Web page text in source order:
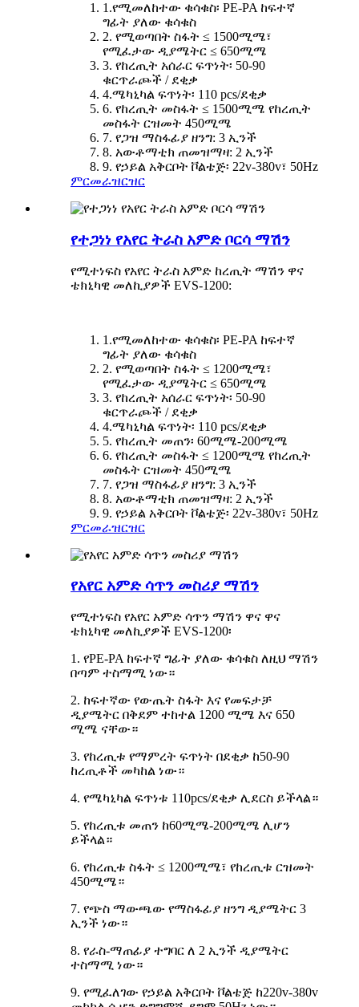
1.የሚመለከተው ቁሳቁስ፡ PE-PA ከፍተኛ
ግፊት ያለው ቁሳቁስ
2. የሚወጣበት ስፋት ≤ 1500ሚሜ፣
የሚፈታው ዲያሜትር ≤ 650ሚሜ
3. የከረጢት አሰራር ፍጥነት፡ 50-90
ቁርጥራጮች / ደቂቃ
4.ሜካኒካል ፍጥነት፡ 110 pcs/ደቂቃ
6. የከረጢት መስፋት ≤ 1500ሚሜ የከረጢት
መስፋት ርዝመት 450ሚሜ
7. የጋዝ ማስፋፊያ ዘንግ: 3 ኢንች
8. አውቶማቲክ ጠመዝማዛ: 2 ኢንች
9. የኃይል አቅርቦት ቮልቴጅ፡ 22v-380v፣ 50Hz
ምርመራዝርዝር
የተጋነነ የአየር ትራስ አምድ ቦርሳ ማሽን
የሚተነፍስ የአየር ትራስ አምድ ከረጢት ማሽን ዋና
ቴክኒካዊ መለኪያዎች EVS-1200:
1.የሚመለከተው ቁሳቁስ፡ PE-PA ከፍተኛ
ግፊት ያለው ቁሳቁስ
2. የሚወጣበት ስፋት ≤ 1200ሚሜ፣
የሚፈታው ዲያሜትር ≤ 650ሚሜ
3. የከረጢት አሰራር ፍጥነት፡ 50-90
ቁርጥራጮች / ደቂቃ
4.ሜካኒካል ፍጥነት፡ 110 pcs/ደቂቃ
5. የከረጢት መጠን፡ 60ሚሜ-200ሚሜ
6. የከረጢት መስፋት ≤ 1200ሚሜ የከረጢት
መስፋት ርዝመት 450ሚሜ
7. የጋዝ ማስፋፊያ ዘንግ: 3 ኢንች
8. አውቶማቲክ ጠመዝማዛ: 2 ኢንች
9. የኃይል አቅርቦት ቮልቴጅ፡ 22v-380v፣ 50Hz
ምርመራዝርዝር
የአየር አምድ ሳጥን መስሪያ ማሽን
የሚተነፍስ የአየር አምድ ሳጥን ማሽን ዋና ዋና
ቴክኒካዊ መለኪያዎች EVS-1200፡
1. የPE-PA ከፍተኛ ግፊት ያለው ቁሳቁስ ለዚህ ማሽን
በጣም ተስማሚ ነው።
2. ከፍተኛው የውጤት ስፋት እና የመፍታቻ
ዲያሜትር በቅደም ተከተል 1200 ሚሜ እና 650
ሚሜ ናቸው።
3. የከረጢቱ የማምረት ፍጥነት በደቂቃ ከ50-90
ከረጢቶች መካከል ነው።
4. የሜካኒካል ፍጥነቱ 110pcs/ደቂቃ ሊደርስ ይችላል።
5. የከረጢቱ መጠን ከ60ሚሜ-200ሚሜ ሊሆን
ይችላል።
6. የከረጢቱ ስፋት ≤ 1200ሚሜ፣ የከረጢቱ ርዝመት
450ሚሜ።
7. የጭስ ማውጫው የማስፋፊያ ዘንግ ዲያሜትር 3
ኢንች ነው።
8. የራስ-ማጠፊያ ተግባር ለ 2 ኢንች ዲያሜትር
ተስማሚ ነው።
9. የሚፈለገው የኃይል አቅርቦት ቮልቴጅ ከ220v-380v